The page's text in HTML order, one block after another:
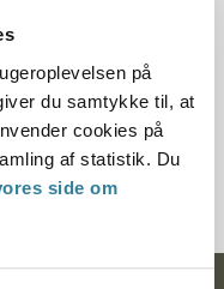
på
du samtykke til, at
cookies på
af statistik. Du
side om